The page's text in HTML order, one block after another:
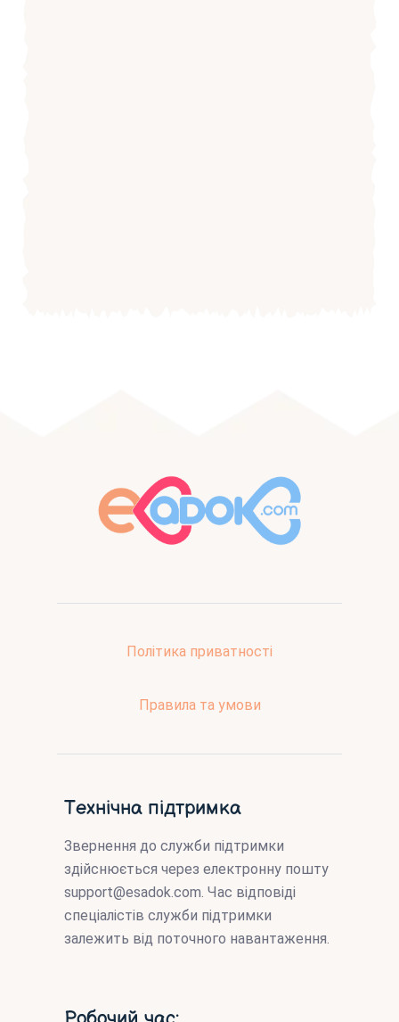
Політика приватності
Правила та умови
Технічна підтримка
Звернення до служби підтримки
здійснюється через електронну пошту
support@esadok.com. Час відповіді
спеціалістів служби підтримки
залежить від поточного навантаження.